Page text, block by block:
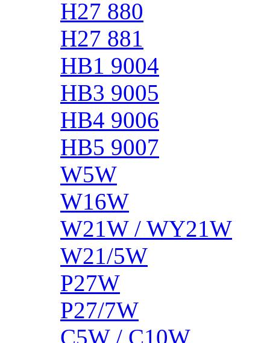
H27 880
H27 881
HB1 9004
HB3 9005
HB4 9006
HB5 9007
W5W
W16W
W21W / WY21W
W21/5W
P27W
P27/7W
C5W / C10W